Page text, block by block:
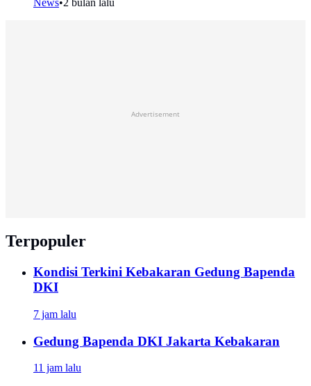
News•2 bulan lalu
Advertisement
Terpopuler
Kondisi Terkini Kebakaran Gedung Bapenda
DKI
7 jam lalu
Gedung Bapenda DKI Jakarta Kebakaran
11 jam lalu